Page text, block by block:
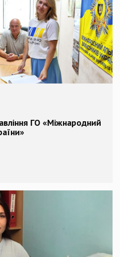
ГО «Міжнародний